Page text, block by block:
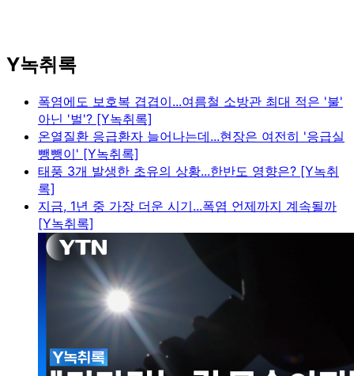
Y녹취록
폭염에도 보호복 겹겹이...여름철 소방관 최대 적은 '불'
아닌 '벌'? [Y녹취록]
온열질환 응급환자 늘어나는데...현장은 여전히 '응급실
뺑뺑이' [Y녹취록]
태풍 3개 발생한 초유의 상황...한반도 영향은? [Y녹취
록]
지금, 1년 중 가장 더운 시기...폭염 언제까지 계속될까
[Y녹취록]